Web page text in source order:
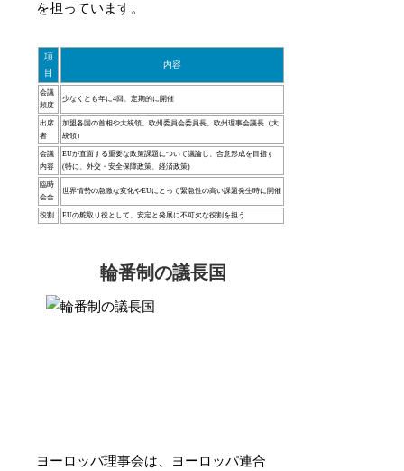
を担っています。
項
目
内容
会議
頻度
少なくとも年に4回、定期的に開催
出席
者
加盟各国の首相や大統領、欧州委員会委員長、欧州理事会議長（大
統領）
会議
内容
EUが直面する重要な政策課題について議論し、合意形成を目指す
(特に、外交・安全保障政策、経済政策)
臨時
会合
世界情勢の急激な変化やEUにとって緊急性の高い課題発生時に開催
役割 EUの舵取り役として、安定と発展に不可欠な役割を担う
輪番制の議長国
ヨーロッパ理事会は、ヨーロッパ連合